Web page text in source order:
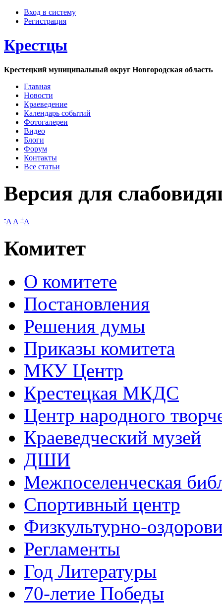
Вход в систему
Регистрация
Крестцы
Крестецкий муниципальный округ Новгородская область
Главная
Новости
Краеведение
Календарь событий
Фотогалереи
Видео
Блоги
Форум
Контакты
Все статьи
Версия для
-A A +A
Комитет
О комитете
Постановления
Решения думы
Приказы комитета
МКУ Центр
Крестецкая МКДС
Центр народного
Краеведческий музей
ДШИ
Межпоселенческая
Спортивный центр
Физкультурно-
Регламенты
Год Литературы
70-летие Победы